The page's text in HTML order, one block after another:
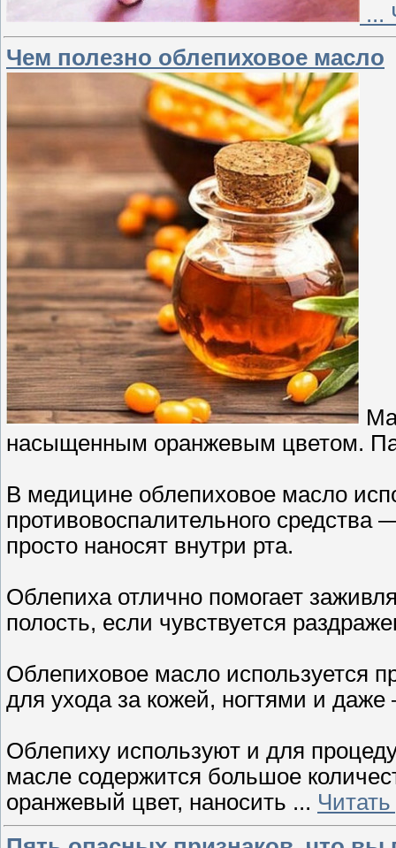
...
Чем полезно облепиховое масло
насыщенным оранжевым цветом.
В медицине облепиховое масло
противовоспалительного
просто наносят внутри рта.
Облепиха отлично помогает
полость, если чувствуется
Облепиховое масло используется
для ухода за кожей, ногтями и
Облепиху используют и для
масле содержится большое
оранжевый цвет, наносить ...